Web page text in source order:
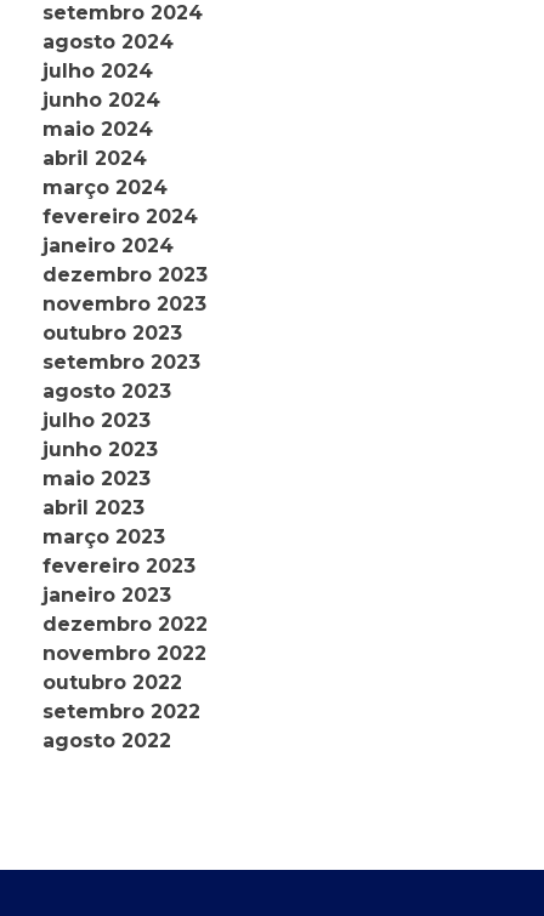
setembro 2024
agosto 2024
julho 2024
junho 2024
maio 2024
abril 2024
março 2024
fevereiro 2024
janeiro 2024
dezembro 2023
novembro 2023
outubro 2023
setembro 2023
agosto 2023
julho 2023
junho 2023
maio 2023
abril 2023
março 2023
fevereiro 2023
janeiro 2023
dezembro 2022
novembro 2022
outubro 2022
setembro 2022
agosto 2022